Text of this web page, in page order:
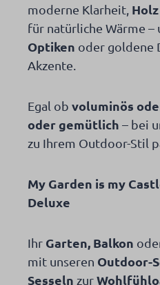
moderne Klarheit, Holz
für natürliche Wärme –
Optiken oder goldene
Akzente.
Egal ob voluminös
oder gemütlich – bei
zu Ihrem Outdoor-Stil
My Garden is my
Deluxe
Ihr Garten, Balkon
mit unseren Outdoor-
Sesseln zur